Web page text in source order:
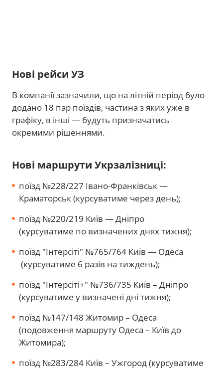
Нові рейси УЗ
В компанії зазначили, що на літній період було
додано 18 пар поїздів, частина з яких уже в
графіку, в інші — будуть призначатись
окремими рішеннями.
Нові маршрути Укрзалізниці:
поїзд №228/227 Івано-Франківськ —
Краматорськ (курсуватиме через день);
поїзд №220/219 Київ — Дніпро
(курсуватиме по визначених днях тижня);
поїзд "Інтерсіті" №765/764 Київ — Одеса
(курсуватиме 6 разів на тиждень);
поїзд "Інтерсіті+" №736/735 Київ – Дніпро
(курсуватиме у визначені дні тижня);
поїзд №147/148 Житомир – Одеса
(подовження маршруту Одеса – Київ до
Житомира);
поїзд №283/284 Київ – Ужгород (курсуватиме